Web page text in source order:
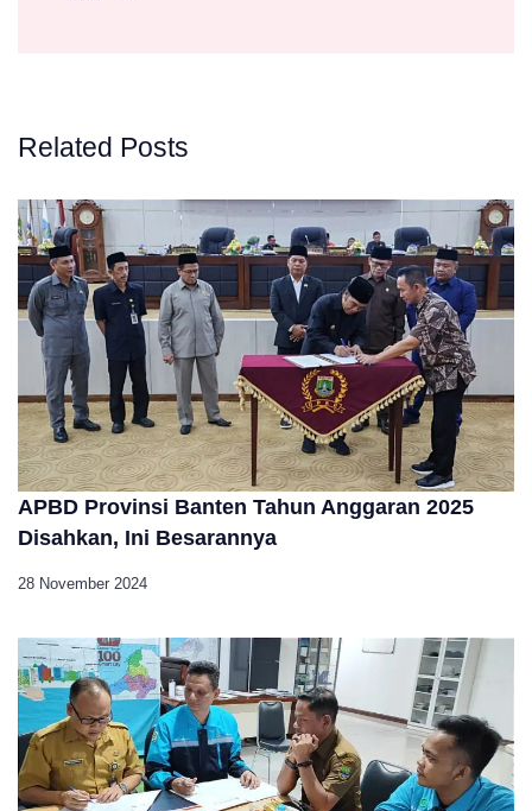
Related Posts
APBD Provinsi Banten Tahun Anggaran 2025
Disahkan, Ini Besarannya
28 November 2024